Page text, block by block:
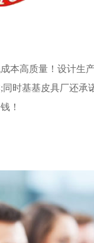
本高质量！设计生
时基基皮具厂还承
！